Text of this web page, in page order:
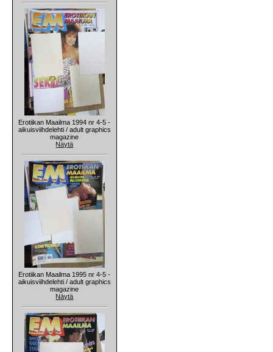
Erotiikan Maailma 1994 nr 4-5 -
aikuisviihdelehti / adult graphics
magazine
Näytä
Erotiikan Maailma 1995 nr 4-5 -
aikuisviihdelehti / adult graphics
magazine
Näytä